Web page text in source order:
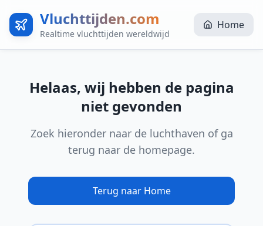
Vluchttijden.com
Realtime vluchttijden wereldwijd
Home
Helaas, wij hebben de pagina
niet gevonden
Zoek hieronder naar de luchthaven of ga
terug naar de homepage.
Terug naar Home